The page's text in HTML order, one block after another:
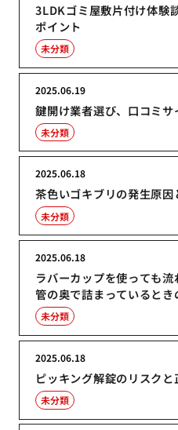
3LDKゴミ屋敷片付け体験
ポイント
未分類
鍵開け業者選び、口コミサ
2025.06.19
未分類
茶色いゴキブリの発生原因
2025.06.18
未分類
ラバーカップを使っても
管の奥で詰まっているとき
2025.06.18
未分類
ピッキング解錠のリスク
2025.06.18
未分類